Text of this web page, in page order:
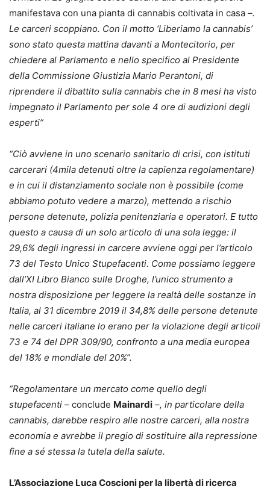
manifestava con una pianta di cannabis coltivata in casa –.
Le carceri scoppiano. Con il motto ‘Liberiamo la cannabis’
sono stato questa mattina davanti a Montecitorio, per
chiedere al Parlamento e nello specifico al Presidente
della Commissione Giustizia Mario Perantoni, di
riprendere il dibattito sulla cannabis che in 8 mesi ha visto
impegnato il Parlamento per sole 4 ore di audizioni degli
esperti”
“Ciò avviene in uno scenario sanitario di crisi, con istituti
carcerari (4mila detenuti oltre la capienza regolamentare)
e in cui il distanziamento sociale non è possibile (come
abbiamo potuto vedere a marzo), mettendo a rischio
persone detenute, polizia penitenziaria e operatori. E tutto
questo a causa di un solo articolo di una sola legge: il
29,6% degli ingressi in carcere avviene oggi per l’articolo
73 del Testo Unico Stupefacenti. Come possiamo leggere
dall’XI Libro Bianco sulle Droghe, l’unico strumento a
nostra disposizione per leggere la realtà delle sostanze in
Italia, al 31 dicembre 2019 il 34,8% delle persone detenute
nelle carceri italiane lo erano per la violazione degli articoli
73 e 74 del DPR 309/90, confronto a una media europea
del 18% e mondiale del 20%”.
“Regolamentare un mercato come quello degli
stupefacenti – conclude Mainardi –, in particolare della
cannabis, darebbe respiro alle nostre carceri, alla nostra
economia e avrebbe il pregio di sostituire alla repressione
fine a sé stessa la tutela della salute.
L’Associazione Luca Coscioni per la libertà di ricerca